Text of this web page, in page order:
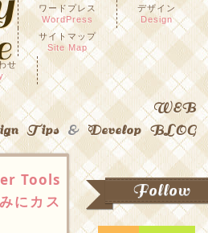
ワードプレス
WordPress
デザイン
Design
サイトマップ
Site Map
せ
WEB
Tips & Develop BLOG
Tools
にカス
Follow